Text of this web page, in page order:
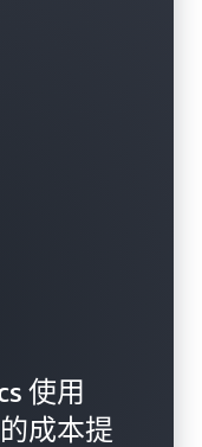
使用
成本提